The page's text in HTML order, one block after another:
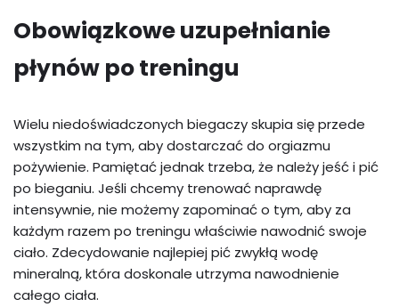
Obowiązkowe uzupełnianie
płynów po treningu
Wielu niedoświadczonych biegaczy skupia się przede
wszystkim na tym, aby dostarczać do orgiazmu
pożywienie. Pamiętać jednak trzeba, że należy jeść i pić
po bieganiu. Jeśli chcemy trenować naprawdę
intensywnie, nie możemy zapominać o tym, aby za
każdym razem po treningu właściwie nawodnić swoje
ciało. Zdecydowanie najlepiej pić zwykłą wodę
mineralną, która doskonale utrzyma nawodnienie
całego ciała.